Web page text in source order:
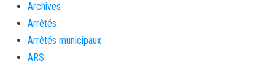
Archives
Arrêtés
Arrêtés municipaux
ARS